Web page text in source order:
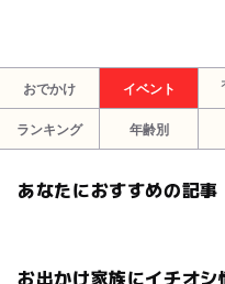
おでかけ イベント
ランキング 年齢別
あなたにおすすめの記事
お出かけ家族にイチオシ